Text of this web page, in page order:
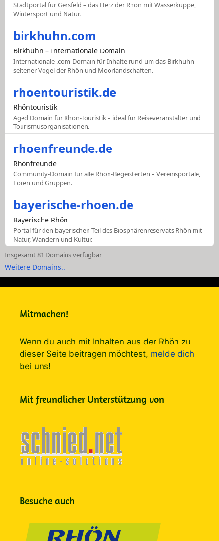
Stadtportal für Gersfeld – das Herz der Rhön mit Wasserkuppe,
Wintersport und Natur.
birkhuhn.com
Birkhuhn – Internationale Domain
Internationale .com-Domain für Inhalte rund um das Birkhuhn –
seltener Vogel der Rhön und Moorlandschaften.
rhoentouristik.de
Rhöntouristik
Aged Domain für Rhön-Touristik – ideal für Reiseveranstalter und
Tourismusorganisationen.
rhoenfreunde.de
Rhönfreunde
Community-Domain für alle Rhön-Begeisterten – Vereinsportale,
Foren und Gruppen.
bayerische-rhoen.de
Bayerische Rhön
Portal für den bayerischen Teil des Biosphärenreservats Rhön mit
Natur, Wandern und Kultur.
Insgesamt 81 Domains verfügbar
Weitere Domains...
Mitmachen!
Wenn du auch mit Inhalten aus der Rhön zu
dieser Seite beitragen möchtest, melde dich
bei uns!
Mit freundlicher Unterstützung von
Besuche auch